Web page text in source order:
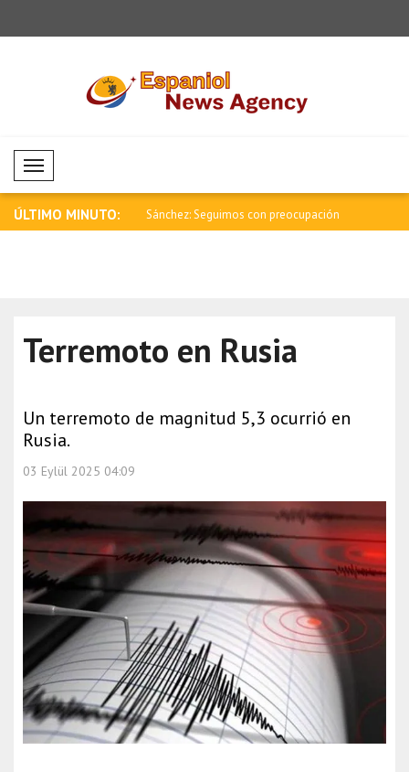
Mobil Menü
ÚLTIMO MINUTO:
nuestra Sánchez: Seguimos con preocupación
Terremoto en Rusia
Un terremoto de magnitud 5,3 ocurrió en
Rusia.
03 Eylül 2025 04:09